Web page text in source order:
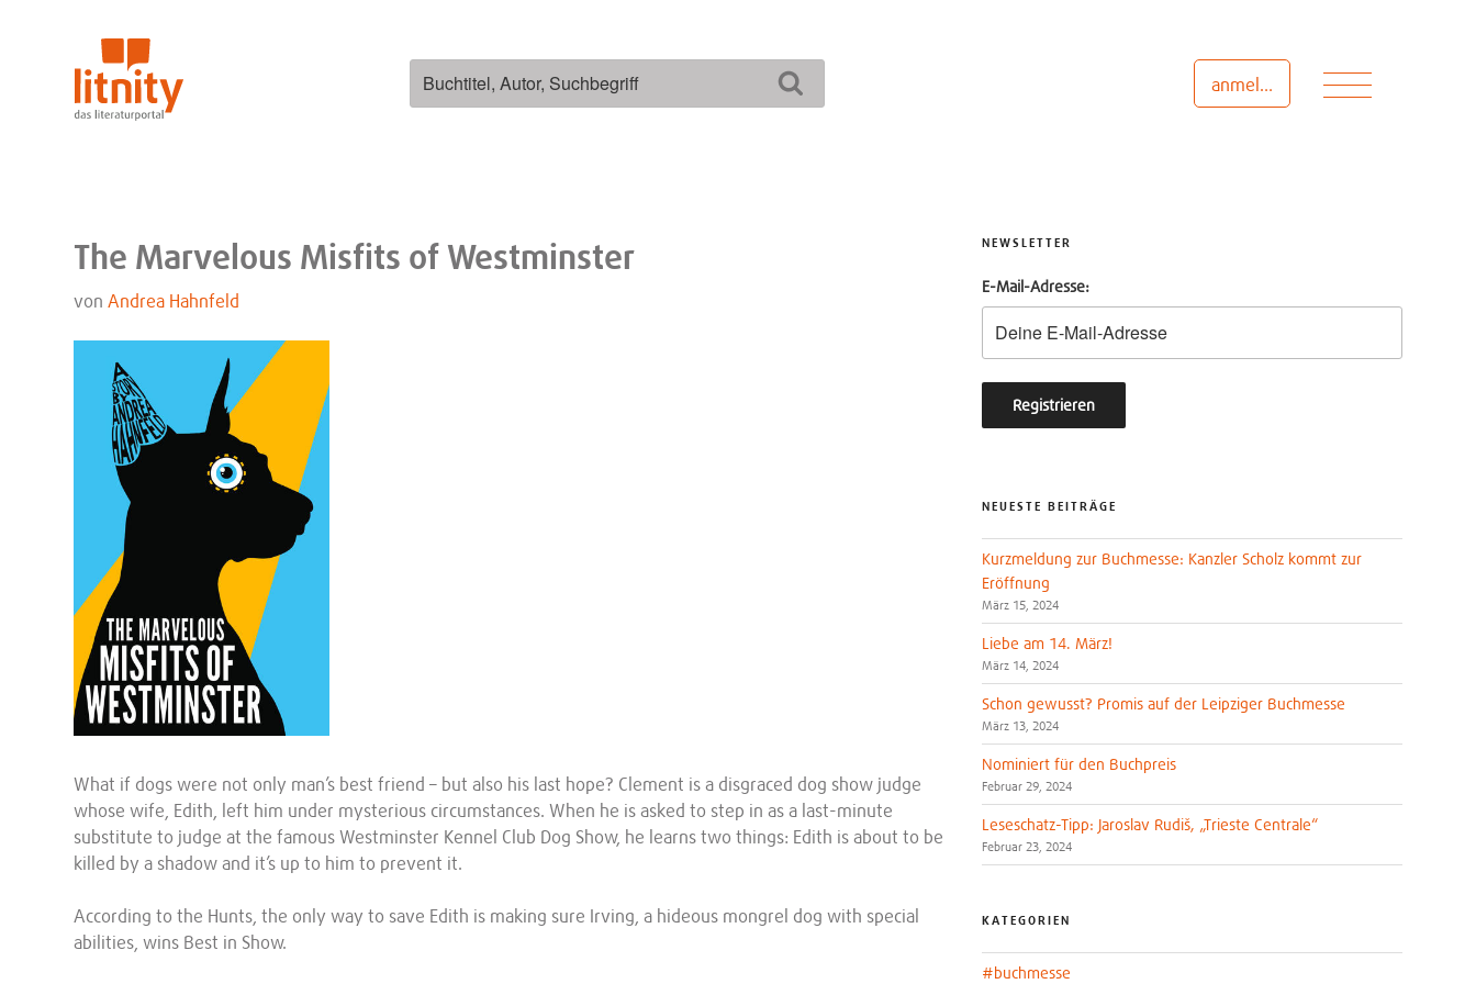
Suchen
anmelden Menü
The Marvelous Misfits of Westminster
vonAndrea Hahnfeld
What if dogs were not only man’s best friend – but also his last hope? Clement is a disgraced dog show judge
whose wife, Edith, left him under mysterious circumstances. When he is asked to step in as a last-minute
substitute to judge at the famous Westminster Kennel Club Dog Show, he learns two things: Edith is about to be
killed by a shadow and it’s up to him to prevent it.
According to the Hunts, the only way to save Edith is making sure Irving, a hideous mongrel dog with special
abilities, wins Best in Show.
NEWSLETTER
E-Mail-Adresse:
NEUESTE BEITRÄGE
Kurzmeldung zur Buchmesse: Kanzler Scholz kommt zur
Eröffnung
März 15, 2024
Liebe am 14. März!
März 14, 2024
Schon gewusst? Promis auf der Leipziger Buchmesse
März 13, 2024
Nominiert für den Buchpreis
Februar 29, 2024
Leseschatz-Tipp: Jaroslav Rudiš, „Trieste Centrale“
Februar 23, 2024
KATEGORIEN
#buchmesse